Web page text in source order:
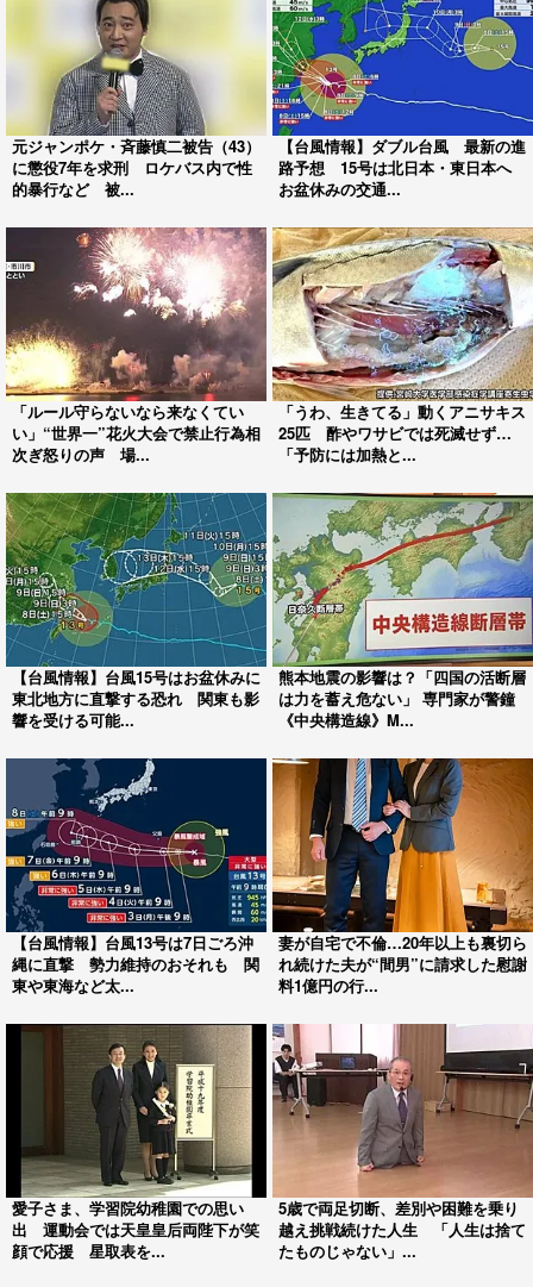
元ジャンポケ・斉藤慎二被告（43）
に懲役7年を求刑 ロケバス内で性
的暴行など 被...
【台風情報】ダブル台風 最新の進
路予想 15号は北日本・東日本へ
お盆休みの交通...
「ルール守らないなら来なくてい
い」“世界一”花火大会で禁止行為相
次ぎ怒りの声 場...
「うわ、生きてる」動くアニサキス
25匹 酢やワサビでは死滅せず…
「予防には加熱と...
【台風情報】台風15号はお盆休みに
東北地方に直撃する恐れ 関東も影
響を受ける可能...
熊本地震の影響は？「四国の活断層
は力を蓄え危ない」 専門家が警鐘
《中央構造線》M...
【台風情報】台風13号は7日ごろ沖
縄に直撃 勢力維持のおそれも 関
東や東海など太...
妻が自宅で不倫…20年以上も裏切ら
れ続けた夫が“間男”に請求した慰謝
料1億円の行...
愛子さま、学習院幼稚園での思い
出 運動会では天皇皇后両陛下が笑
顔で応援 星取表を...
5歳で両足切断、差別や困難を乗り
越え挑戦続けた人生 「人生は捨て
たものじゃない」...